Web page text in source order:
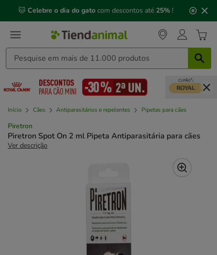
mensagem,
🐱 Celebre o dia do gato com descontos até 25% !
Início Cães Antiparasitários e repelentes Pipetas para cães
Piretron
Piretron Spot On 2 ml Pipeta Antiparasitária para cães
Ver descrição